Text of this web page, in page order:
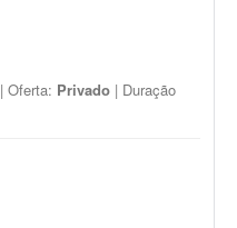
| Oferta: Privado | Duração